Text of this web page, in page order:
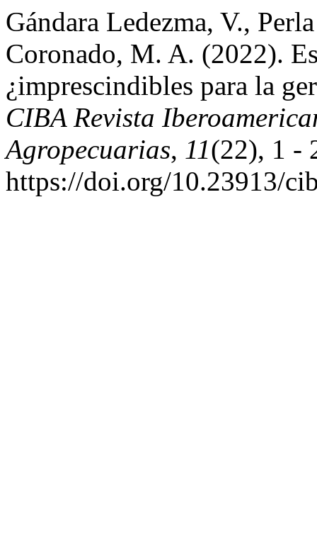
Gándara Ledezma, V.,
Coronado, M. A. (2022).
¿imprescindibles para la
CIBA Revista
Agropecuarias, 11(22), 1 -
https://doi.org/10.23913/